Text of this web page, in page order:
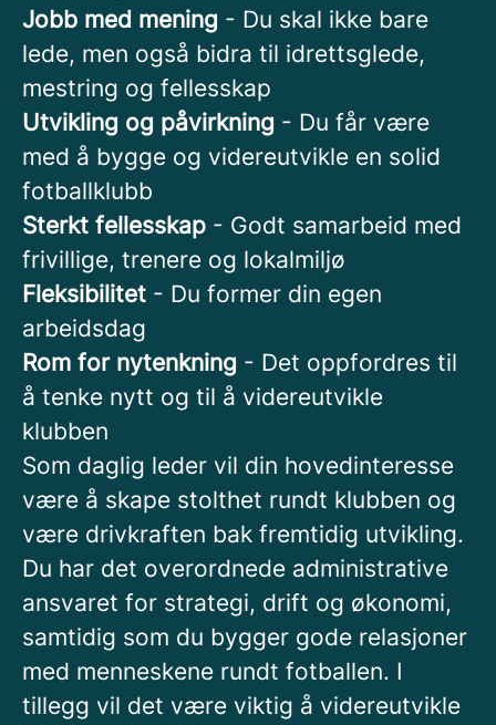
Jobb med mening - Du skal ikke bare
lede, men også bidra til idrettsglede,
mestring og fellesskap
Utvikling og påvirkning - Du får være
med å bygge og videreutvikle en solid
fotballklubb
Sterkt fellesskap - Godt samarbeid med
frivillige, trenere og lokalmiljø
Fleksibilitet - Du former din egen
arbeidsdag
Rom for nytenkning - Det oppfordres til
å tenke nytt og til å videreutvikle
klubben
Som daglig leder vil din hovedinteresse
være å skape stolthet rundt klubben og
være drivkraften bak fremtidig utvikling.
Du har det overordnede administrative
ansvaret for strategi, drift og økonomi,
samtidig som du bygger gode relasjoner
med menneskene rundt fotballen. I
tillegg vil det være viktig å videreutvikle